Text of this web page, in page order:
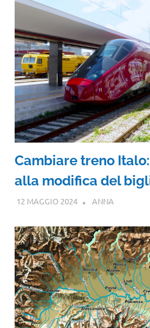
Cambiare treno
alla modifica del
12 MAGGIO 2024 ANNA